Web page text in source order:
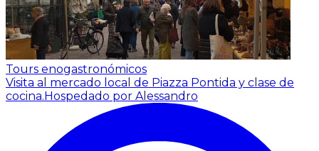
Tours enogastronómicos
Visita al mercado local de Piazza Pontida y clase de
cocina.Hospedado por Alessandro